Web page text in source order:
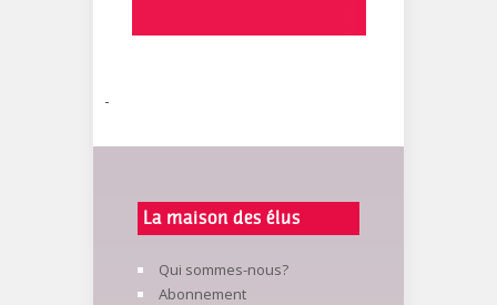
-
La maison des élus
Qui sommes-nous?
Abonnement